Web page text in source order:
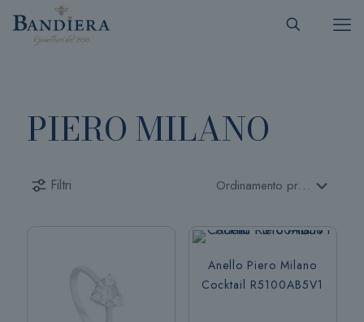
PIERO MILANO
Filtri
Anello Piero Milano
Cocktail R5100AB5V1